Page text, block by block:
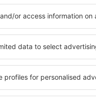
Abona
Abona